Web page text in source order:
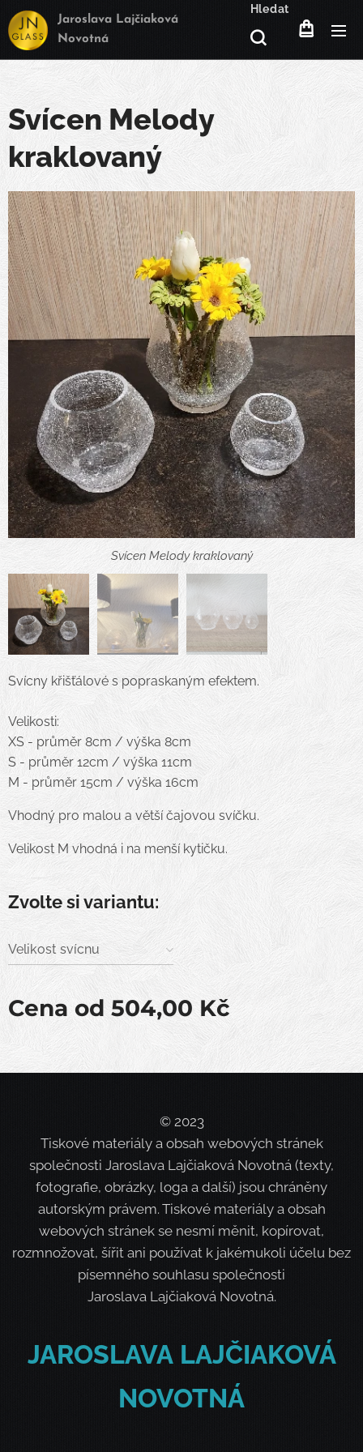
Jaroslava Lajčiaková
Novotná
Hledat
Svícen Melody
kraklovaný
Svícen Melody kraklovaný
MEloday kraklovaná
Svícen Melody kraklovaný
Svícny křišťálové s popraskaným efektem.
Velikosti:
XS - průměr 8cm / výška 8cm
S - průměr 12cm / výška 11cm
M - průměr 15cm / výška 16cm
Vhodný pro malou a větší čajovou svíčku.
Velikost M vhodná i na menší kytičku.
Zvolte si variantu:
Velikost svícnu
Cena od 504,00 Kč
© 2023
Tiskové materiály a obsah webových stránek
společnosti Jaroslava Lajčiaková Novotná (texty,
fotografie, obrázky, loga a další) jsou chráněny
autorským právem. Tiskové materiály a obsah
webových stránek se nesmí měnit, kopírovat,
rozmnožovat, šířit ani používat k jakémukoli účelu bez
písemného souhlasu společnosti
Jaroslava Lajčiaková Novotná.
JAROSLAVALAJČIAKOVÁ
NOVOTNÁ